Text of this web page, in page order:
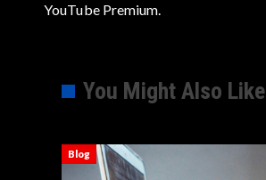
YouTube Premium.
You Might Also Like
Blog